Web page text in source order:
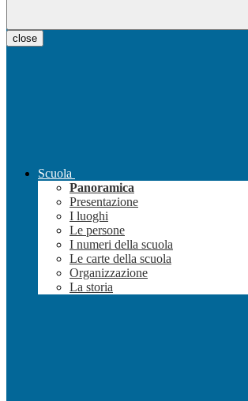
close
Scuola
Panoramica
Presentazione
I luoghi
Le persone
I numeri della scuola
Le carte della scuola
Organizzazione
La storia